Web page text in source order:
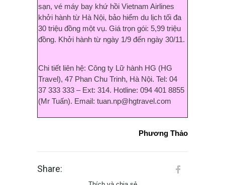
sạn, vé máy bay khứ hồi Vietnam Airlines
khởi hành từ Hà Nội, bảo hiểm du lịch tối đa
30 triệu đồng một vụ. Giá trọn gói: 5,99 triệu
đồng. Khởi hành từ ngày 1/9 đến ngày 30/11.
Chi tiết liên hệ: Công ty Lữ hành HG (HG
Travel), 47 Phan Chu Trinh, Hà Nội. Tel: 04
37 333 333 – Ext: 314. Hotline: 094 401 8855
(Mr Tuấn). Email: tuan.np@hgtravel.com
Phương Thảo
Share: